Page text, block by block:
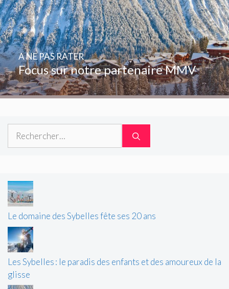
Focus sur notre partenaire MMV
A NE PAS RATER
Rechercher :
Le domaine des Sybelles fête ses 20 ans
Les Sybelles : le paradis des enfants et des amoureux de la
glisse